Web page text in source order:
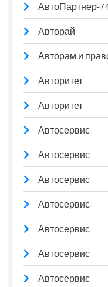
АвтоПартнер-
Авторай
Авторам и
Авторитет
Авторитет
Автосервис
Автосервис
Автосервис
Автосервис
Автосервис
Автосервис
Автосервис